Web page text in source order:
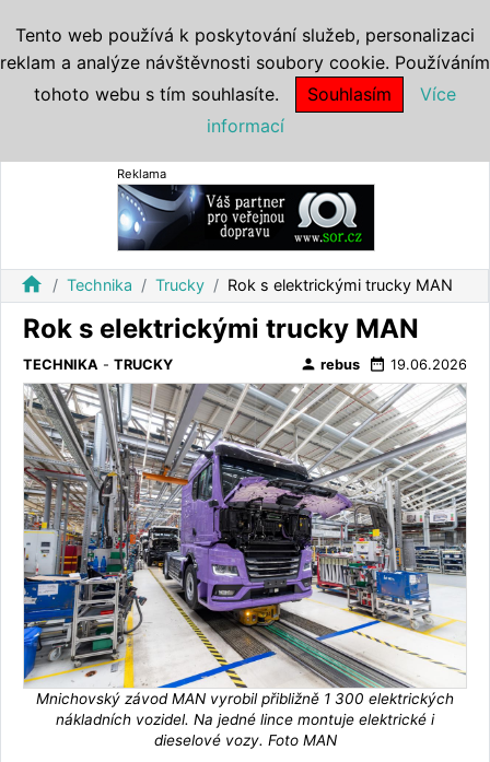
Reklama
home Technika Trucky Rok s elektrickými trucky MAN
Rok s elektrickými trucky MAN
TECHNIKA - TRUCKY person rebus date_range 19.06.2026
Mnichovský závod MAN vyrobil přibližně 1 300 elektrických
nákladních vozidel. Na jedné lince montuje elektrické i
dieselové vozy. Foto MAN
Tento web používá k poskytování služeb, personalizaci
reklam a analýze návštěvnosti soubory cookie. Používáním
tohoto webu s tím souhlasíte.
Souhlasím
Více
informací